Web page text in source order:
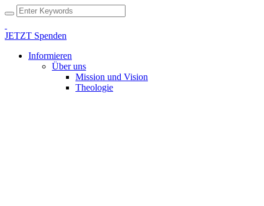
JETZT Spenden
Informieren
Über uns
Mission und Vision
Theologie